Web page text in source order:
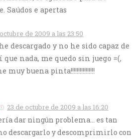
Saúdos e apertas
de 2009 a las 23:50
descargado y no he sido capaz de
nada, me quedo sin juego =(,
muy buena pinta!!!!!!!!!!!!!!!!
23 de octubre de 2009 a las 16:20
dar ningún problema… es tan
descargarlo y descomprimirlo con